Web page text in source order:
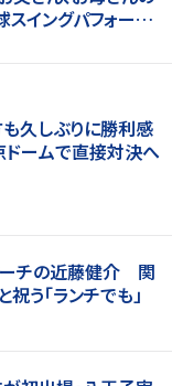
イングパフォーマ
「妹が先に決めて
も久しぶりに勝利感
ドームで直接対決へ
ーチの近藤健介 関
う「ランチでも」